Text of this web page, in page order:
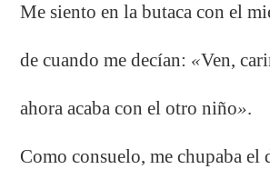
Me siento en la butaca con el
de cuando me decían: «Ven,
ahora acaba con el otro niño».
Como consuelo, me chupaba el